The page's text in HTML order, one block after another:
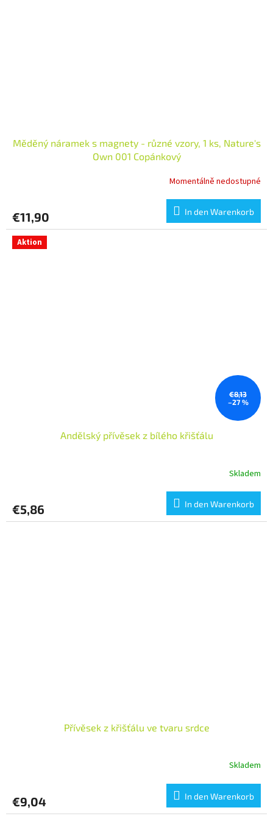
Měděný náramek s magnety - různé vzory, 1 ks, Nature's
Own 001 Copánkový
Momentálně nedostupné
€11,90 In den Warenkorb
Aktion
€8,13
–27 %
Andělský přívěsek z bílého křišťálu
Skladem
€5,86 In den Warenkorb
Přívěsek z křišťálu ve tvaru srdce
Skladem
€9,04 In den Warenkorb